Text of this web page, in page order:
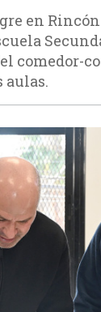
en
comedor-
aulas.